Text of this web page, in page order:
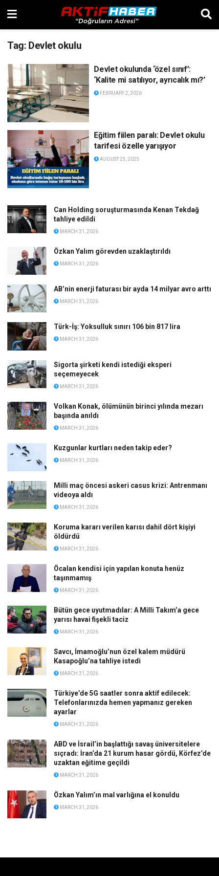
Tag: Devlet okulu
Devlet okulunda ‘özel sınıf’:
‘Kalite mi satılıyor, ayrıcalık mı?’
FEBRUARY 2, 2026
Eğitim fiilen paralı: Devlet okulu
tarifesi özelle yarışıyor
AUGUST 25, 2025
Can Holding soruşturmasında Kenan Tekdağ
tahliye edildi
MARCH 31, 2026
Özkan Yalım görevden uzaklaştırıldı
MARCH 31, 2026
AB’nin enerji faturası bir ayda 14 milyar avro arttı
MARCH 31, 2026
Türk-İş: Yoksulluk sınırı 106 bin 817 lira
MARCH 31, 2026
Sigorta şirketi kendi istediği eksperi
seçemeyecek
MARCH 31, 2026
Volkan Konak, ölümünün birinci yılında mezarı
başında anıldı
MARCH 31, 2026
Kuzgunlar kurtları neden takip eder?
MARCH 31, 2026
Milli maç öncesi askeri casus krizi: Antrenmanı
videoya aldı
MARCH 31, 2026
Koruma kararı verilen karısı dahil dört kişiyi
öldürdü
MARCH 31, 2026
Öcalan kendisi için yapılan konuta henüz
taşınmamış
MARCH 31, 2026
Bütün gece uyutmadılar: A Milli Takım’a gece
yarısı havai fişekli taciz
MARCH 31, 2026
Savcı, İmamoğlu’nun özel kalem müdürü
Kasapoğlu’na tahliye istedi
MARCH 31, 2026
Türkiye’de 5G saatler sonra aktif edilecek:
Telefonlarınızda hemen yapmanız gereken
ayarlar
MARCH 31, 2026
ABD ve İsrail’in başlattığı savaş üniversitelere
sıçradı: İran’da 21 kurum hasar gördü, Körfez’de
uzaktan eğitime geçildi
MARCH 31, 2026
Özkan Yalım’ın mal varlığına el konuldu
MARCH 31, 2026